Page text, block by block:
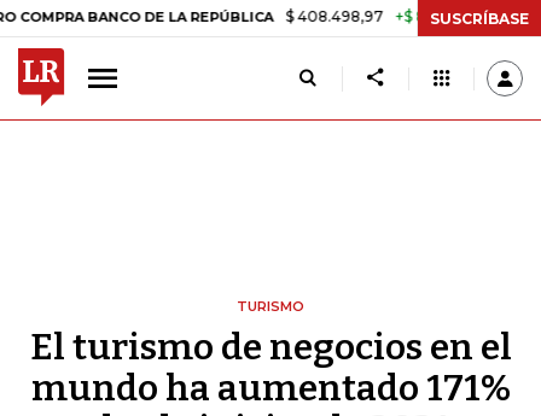
BANCO DE LA REPÚBLICA $ 408.498,97 +$ 8.753,81 +2,19%
SUSCRÍBASE
TURISMO
El turismo de negocios en el
mundo ha aumentado 171%